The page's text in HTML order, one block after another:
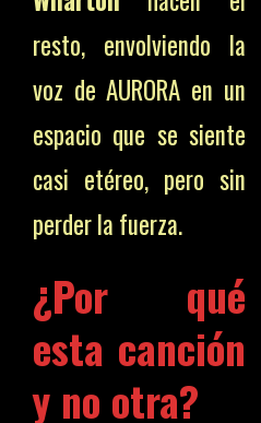
resto, envolviendo la
voz de AURORA en un
espacio que se siente
casi etéreo, pero sin
perder la fuerza.
¿Por qué
esta canción
y no otra?